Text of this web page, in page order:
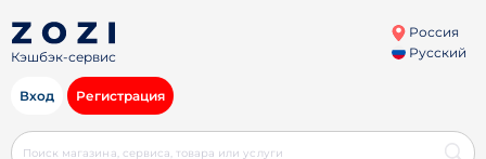
Кэшбэк-сервис
Россия
Русский
Вход Регистрация